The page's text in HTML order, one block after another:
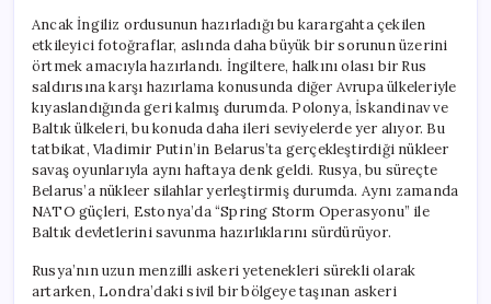
Ancak İngiliz ordusunun hazırladığı bu karargahta çekilen
etkileyici fotoğraflar, aslında daha büyük bir sorunun üzerini
örtmek amacıyla hazırlandı. İngiltere, halkını olası bir Rus
saldırısına karşı hazırlama konusunda diğer Avrupa ülkeleriyle
kıyaslandığında geri kalmış durumda. Polonya, İskandinav ve
Baltık ülkeleri, bu konuda daha ileri seviyelerde yer alıyor. Bu
tatbikat, Vladimir Putin’in Belarus’ta gerçekleştirdiği nükleer
savaş oyunlarıyla aynı haftaya denk geldi. Rusya, bu süreçte
Belarus’a nükleer silahlar yerleştirmiş durumda. Aynı zamanda
NATO güçleri, Estonya’da “Spring Storm Operasyonu” ile
Baltık devletlerini savunma hazırlıklarını sürdürüyor.
Rusya’nın uzun menzilli askeri yetenekleri sürekli olarak
artarken, Londra’daki sivil bir bölgeye taşınan askeri